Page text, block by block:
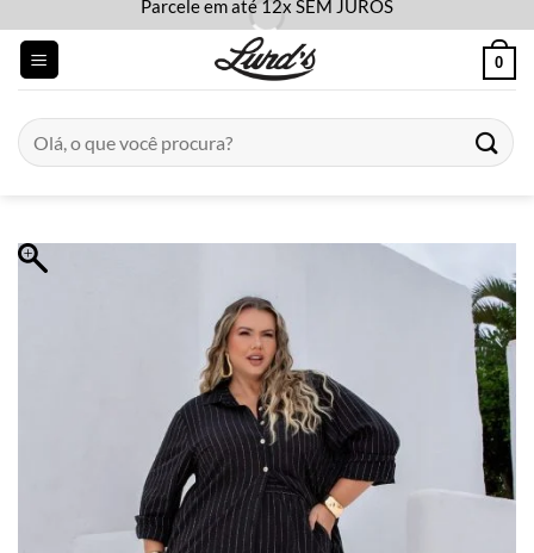
content
Parcele em até 12x SEM JUROS
0
Pesquisar
por: